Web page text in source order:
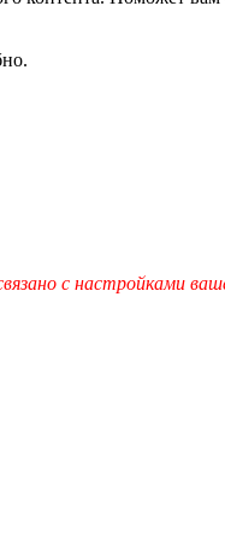
с настройками